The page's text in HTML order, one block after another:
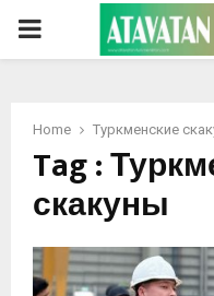
PRIMARY
Home Туркменские
Tag :
скакуны